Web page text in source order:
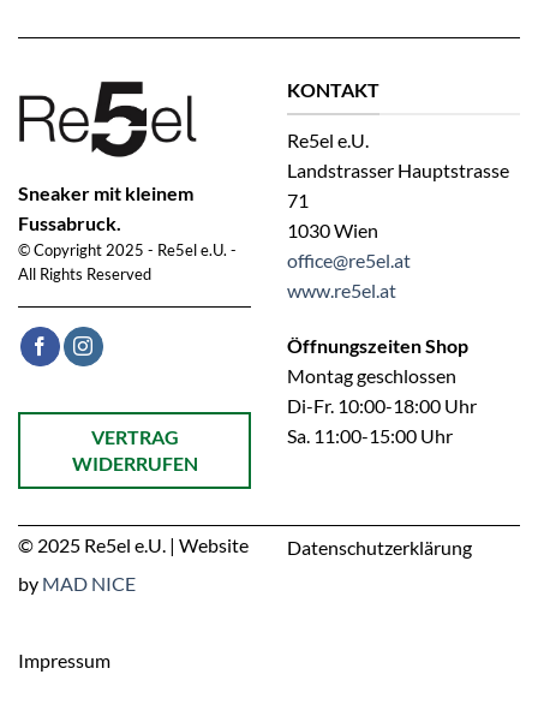
Sneaker mit kleinem
Fussabruck.
© Copyright 2025 - Re5el e.U. -
All Rights Reserved
Öffnet ein Dialogfenster mit dem Formular zur Online-
VERTRAG
WIDERRUFEN
KONTAKT
Re5el e.U.
Landstrasser Hauptstrasse
71
1030 Wien
office@re5el.at
www.re5el.at
Öffnungszeiten Shop
Montag geschlossen
Di-Fr. 10:00-18:00 Uhr
Sa. 11:00-15:00 Uhr
© 2025 Re5el e.U. | Website
by MAD NICE
Datenschutzerklärung
Impressum